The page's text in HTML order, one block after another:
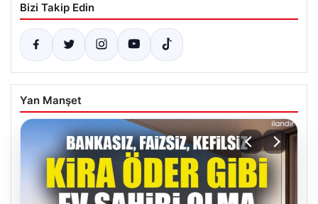
Bizi Takip Edin
Yan Manşet